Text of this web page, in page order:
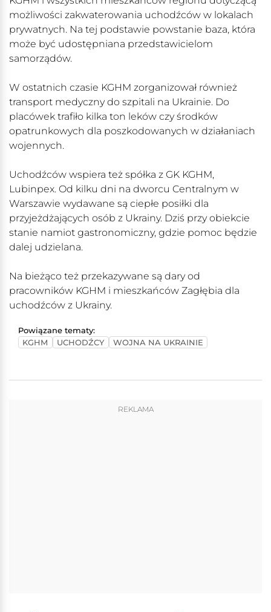
możliwości zakwaterowania uchodźców w lokalach
prywatnych. Na tej podstawie powstanie baza, która
może być udostępniana przedstawicielom
samorządów.
W ostatnich czasie KGHM zorganizował również
transport medyczny do szpitali na Ukrainie. Do
placówek trafiło kilka ton leków czy środków
opatrunkowych dla poszkodowanych w działaniach
wojennych.
Uchodźców wspiera też spółka z GK KGHM,
Lubinpex. Od kilku dni na dworcu Centralnym w
Warszawie wydawane są ciepłe posiłki dla
przyjeżdżających osób z Ukrainy. Dziś przy obiekcie
stanie namiot gastronomiczny, gdzie pomoc będzie
dalej udzielana.
Na bieżąco też przekazywane są dary od
pracowników KGHM i mieszkańców Zagłębia dla
uchodźców z Ukrainy.
Powiązane tematy:
KGHM
UCHODŹCY WOJNA NA UKRAINIE
REKLAMA